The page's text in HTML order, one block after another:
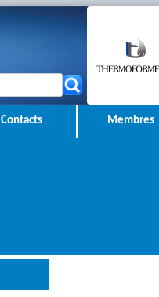
Contacts Membres